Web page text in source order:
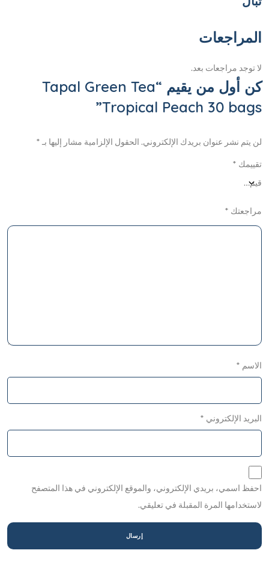
المراجعات
لا توجد مراجعات بعد.
كن أول من يقيم “Tapal Green Tea
Tropical Peach 30 bags”
لن يتم نشر عنوان بريدك الإلكتروني. الحقول الإلزامية مشار إليها بـ *
تقييمك *
مراجعتك *
الاسم *
البريد الإلكتروني *
احفظ اسمي، بريدي الإلكتروني، والموقع الإلكتروني في هذا المتصفح
لاستخدامها المرة المقبلة في تعليقي.